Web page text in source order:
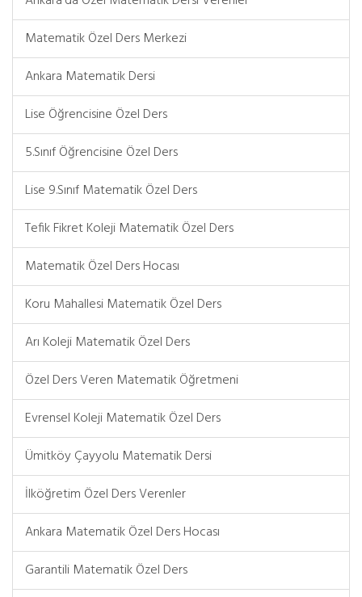
Matematik Özel Ders Merkezi
Ankara Matematik Dersi
Lise Öğrencisine Özel Ders
5.Sınıf Öğrencisine Özel Ders
Lise 9.Sınıf Matematik Özel Ders
Tefik Fikret Koleji Matematik Özel Ders
Matematik Özel Ders Hocası
Koru Mahallesi Matematik Özel Ders
Arı Koleji Matematik Özel Ders
Özel Ders Veren Matematik Öğretmeni
Evrensel Koleji Matematik Özel Ders
Ümitköy Çayyolu Matematik Dersi
İlköğretim Özel Ders Verenler
Ankara Matematik Özel Ders Hocası
Garantili Matematik Özel Ders